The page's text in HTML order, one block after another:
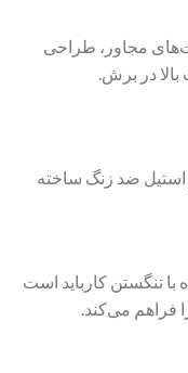
مجاور، طراحی
در برش.
و از استیل ضد زنگ ساخته
تنگستن کارباید است
فراهم می‌کند.